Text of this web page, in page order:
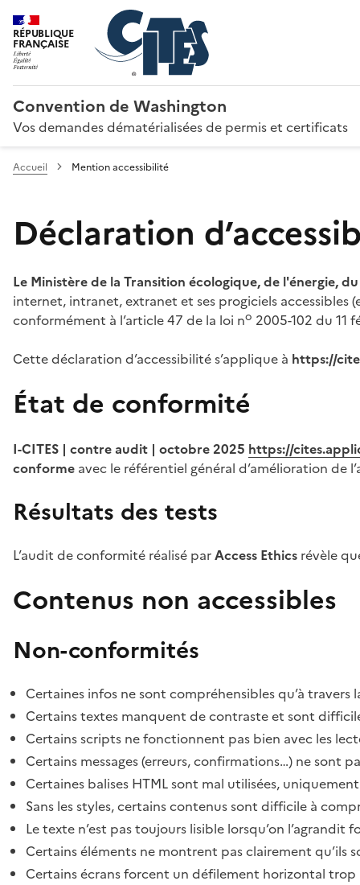
RÉPUBLIQUE
FRANÇAISE
Convention de Washington
Vos demandes dématérialisées de permis et certificats
Accueil Mention accessibilité
Déclaration
Le Ministère de la Transition écologique, de l'énergie,
internet, intranet, extranet et ses progiciels
conformément à l’article 47 de la loi no 2005-102 du 11
Cette déclaration d’accessibilité s’applique à https://
État de conformité
I-CITES | contre audit | octobre 2025 https://
conforme avec le référentiel général d’amélioration de
Résultats des tests
L’audit de conformité réalisé parAccess Ethics révèle
Contenus non accessibles
Non-conformités
Certaines infos ne sont compréhensibles qu’à travers
Certains textes manquent de contraste et sont
Certains scripts ne fonctionnent pas bien avec les
Certains messages (erreurs, confirmations…) ne sont
Certaines balises HTML sont mal utilisées,
Sans les styles, certains contenus sont difficile à
Le texte n’est pas toujours lisible lorsqu’on l’agrandit
Certains éléments ne montrent pas clairement qu’ils
Certains écrans forcent un défilement horizontal